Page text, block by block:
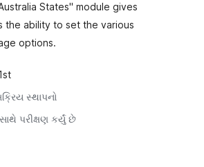
States" module gives
the ability to set the various
options.
સ્થાપનો
પરીક્ષણ કર્યું છે